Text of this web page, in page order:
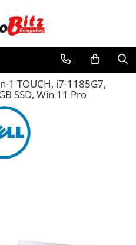
1 TOUCH, i7-1185G7,
SSD, Win 11 Pro